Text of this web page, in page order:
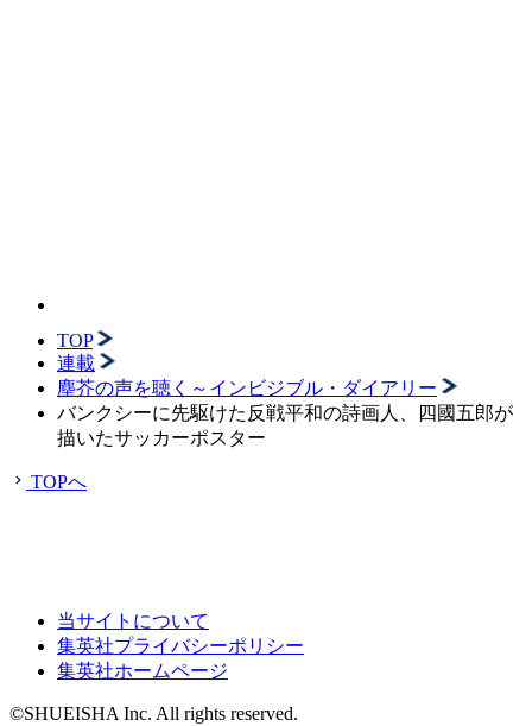
TOP
連載
塵芥の声を聴く～インビジブル・ダイアリー
バンクシーに先駆けた反戦平和の詩画人、四國五郎が
描いたサッカーポスター
TOPへ
当サイトについて
集英社プライバシーポリシー
集英社ホームページ
©SHUEISHA Inc. All rights reserved.